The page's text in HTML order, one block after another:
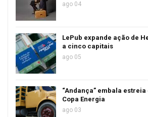
ago 04
LePub expande ação de
a cinco capitais
ago 05
“Andança” embala estreia
Copa Energia
ago 03